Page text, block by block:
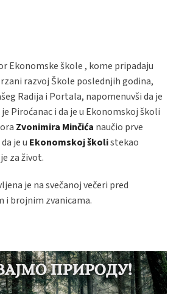
Ekonomske škole , kome pripadaju
razvoj Škole poslednjih godina,
Radija i Portala, napomenuvši da je
Piroćanac i da je u Ekonomskoj školi
Zvonimira Minčića naučio prve
je u Ekonomskoj školistekao
za život.
je na svečanoj večeri pred
i brojnim zvanicama.